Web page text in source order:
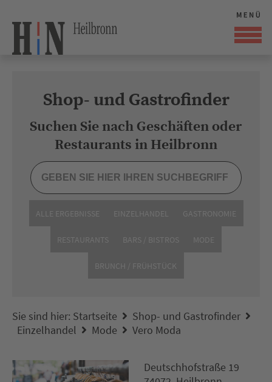
Shop- und Gastrofinder
Suchen Sie nach Geschäften oder
Restaurants in Heilbronn
ALLE ERGEBNISSE EINZELHANDEL GASTRONOMIE
RESTAURANTS BARS / BISTROS MODE
BRUNCH / FRÜHSTÜCK
Sie sind hier: Startseite
Shop- und Gastrofinder
Einzelhandel
Mode Vero Moda
Deutschhofstraße 19